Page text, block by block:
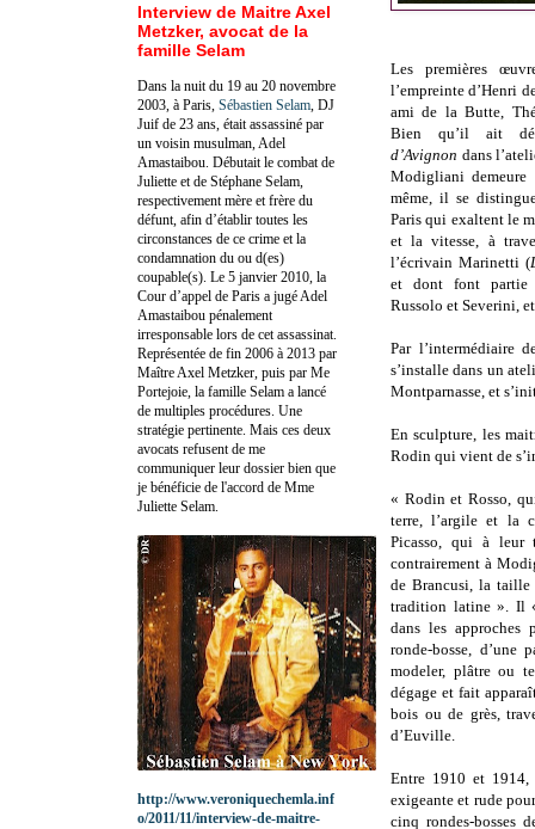
Les premières
l’empreinte d’Henri
ami de la Butte,
Bien qu’il ait
d’Avignon dans
Modigliani demeure
même, il se
Paris qui exaltent le
et la vitesse, à
l’écrivain Marinetti (
et dont font partie
Russolo et Severini,
Par l’intermédiaire
s’installe dans un
Montparnasse, et
En sculpture, les
Rodin qui vient de
« Rodin et Rosso,
terre, l’argile et la
Picasso, qui à leur
contrairement à
de Brancusi, la taille
tradition latine ». Il
dans les approches
ronde-bosse, d’une
modeler, plâtre ou
dégage et fait
bois ou de grès,
d’Euville.
Entre 1910 et
exigeante et rude
cinq rondes-bosses
Interview de Maitre Axel
Metzker, avocat de la
famille Selam
Dans la nuit du 19 au 20 novembre
2003, à Paris, Sébastien Selam , DJ
Juif de 23 ans, était assassiné par
un voisin musulman, Adel
Amastaibou. Débutait le combat de
Juliette et de Stéphane Selam,
respectivement mère et frère du
défunt, afin d’établir toutes les
circonstances de ce crime et la
condamnation du ou d(es)
coupable(s). Le 5 janvier 2010, la
Cour d’appel de Paris a jugé Adel
Amastaibou pénalement
irresponsable lors de cet assassinat.
Représentée de fin 2006 à 2013 par
Maître Axel Metzker, puis par Me
Portejoie, la famille Selam a lancé
de multiples procédures. Une
stratégie pertinente. Mais ces deux
avocats refusent de me
communiquer leur dossier bien que
je bénéficie de l'accord de Mme
Juliette Selam.
http://www.veroniquechemla.inf
o/2011/11/interview-de-maitre-